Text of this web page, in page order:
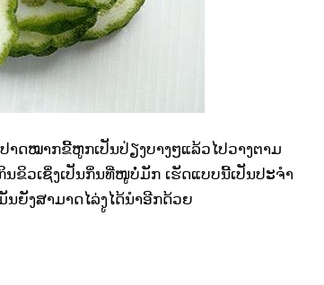
ດໝາກຂີ້ຫູກເປັນປ່ຽງບາງໆແລ້ວໄປວາງຕາມ
ເຊິ່ງເປັນກິ່ນທີ່ໜູບໍ່ມັກ ເຮັດແບບນີ້ເປັນປະຈຳ
ງສາມາດໄລ່ງູໄດ້ນຳອີກດ້ວຍ